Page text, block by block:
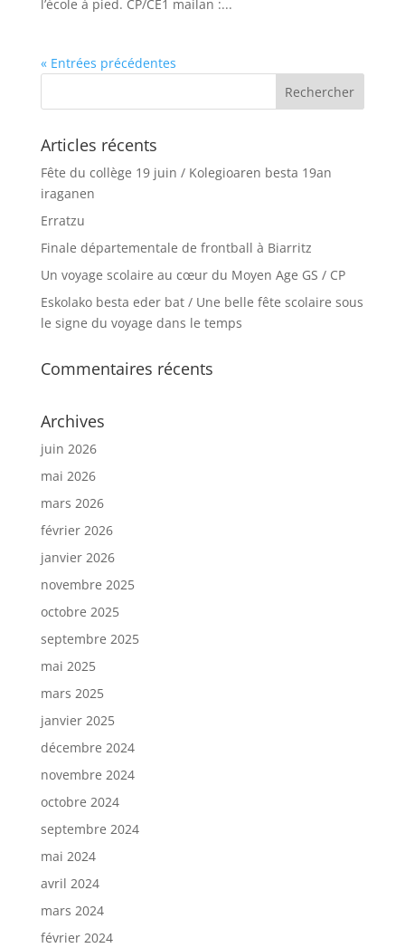
l’école à pied. CP/CE1 mailan :...
« Entrées précédentes
Articles récents
Fête du collège 19 juin / Kolegioaren besta 19an
iraganen
Erratzu
Finale départementale de frontball à Biarritz
Un voyage scolaire au cœur du Moyen Age GS / CP
Eskolako besta eder bat / Une belle fête scolaire sous
le signe du voyage dans le temps
Commentaires récents
Archives
juin 2026
mai 2026
mars 2026
février 2026
janvier 2026
novembre 2025
octobre 2025
septembre 2025
mai 2025
mars 2025
janvier 2025
décembre 2024
novembre 2024
octobre 2024
septembre 2024
mai 2024
avril 2024
mars 2024
février 2024